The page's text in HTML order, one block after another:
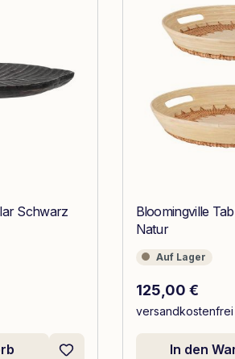
Schwarz
Bloomingville
Natur
Auf Lager
Auf Lager
Regulärer Preis:
125,00 €
versandkostenfrei
In den